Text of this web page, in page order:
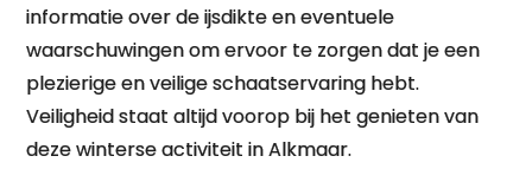
informatie over de ijsdikte en eventuele
waarschuwingen om ervoor te zorgen dat je een
plezierige en veilige schaatservaring hebt.
Veiligheid staat altijd voorop bij het genieten van
deze winterse activiteit in Alkmaar.